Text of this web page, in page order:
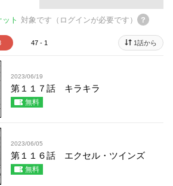
ト 対象です（ログインが必要です）
47 - 1 1話から
2023/06/19
第１１７話 キラキラ
無料
2023/06/05
第１１６話 エクセル・ツインズ
無料